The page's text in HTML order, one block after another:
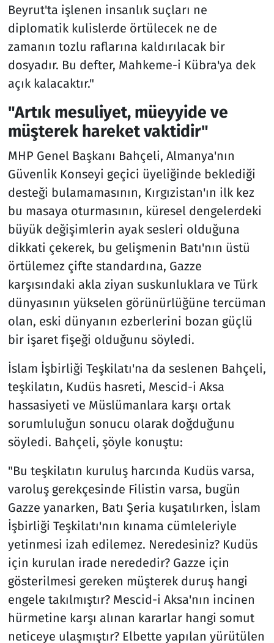
Beyrut'ta işlenen insanlık suçları ne
diplomatik kulislerde örtülecek ne de
zamanın tozlu raflarına kaldırılacak bir
dosyadır. Bu defter, Mahkeme-i Kübra'ya dek
açık kalacaktır."
"Artık mesuliyet, müeyyide ve
müşterek hareket vaktidir"
MHP Genel Başkanı Bahçeli, Almanya'nın
Güvenlik Konseyi geçici üyeliğinde beklediği
desteği bulamamasının, Kırgızistan'ın ilk kez
bu masaya oturmasının, küresel dengelerdeki
büyük değişimlerin ayak sesleri olduğuna
dikkati çekerek, bu gelişmenin Batı'nın üstü
örtülemez çifte standardına, Gazze
karşısındaki akla ziyan suskunluklara ve Türk
dünyasının yükselen görünürlüğüne tercüman
olan, eski dünyanın ezberlerini bozan güçlü
bir işaret fişeği olduğunu söyledi.
İslam İşbirliği Teşkilatı'na da seslenen Bahçeli,
teşkilatın, Kudüs hasreti, Mescid-i Aksa
hassasiyeti ve Müslümanlara karşı ortak
sorumluluğun sonucu olarak doğduğunu
söyledi. Bahçeli, şöyle konuştu:
"Bu teşkilatın kuruluş harcında Kudüs varsa,
varoluş gerekçesinde Filistin varsa, bugün
Gazze yanarken, Batı Şeria kuşatılırken, İslam
İşbirliği Teşkilatı'nın kınama cümleleriyle
yetinmesi izah edilemez. Neredesiniz? Kudüs
için kurulan irade nerededir? Gazze için
gösterilmesi gereken müşterek duruş hangi
engele takılmıştır? Mescid-i Aksa'nın incinen
hürmetine karşı alınan kararlar hangi somut
neticeye ulaşmıştır? Elbette yapılan yürütülen